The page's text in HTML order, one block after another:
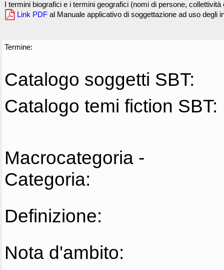
I termini biografici e i termini geografici (nomi di persone,
Link PDF al Manuale applicativo di soggettazione ad uso degli
Termine:
Catalogo soggetti SBT:
Catalogo temi fiction SBT:
Macrocategoria -
Categoria:
Definizione:
Nota d'ambito: